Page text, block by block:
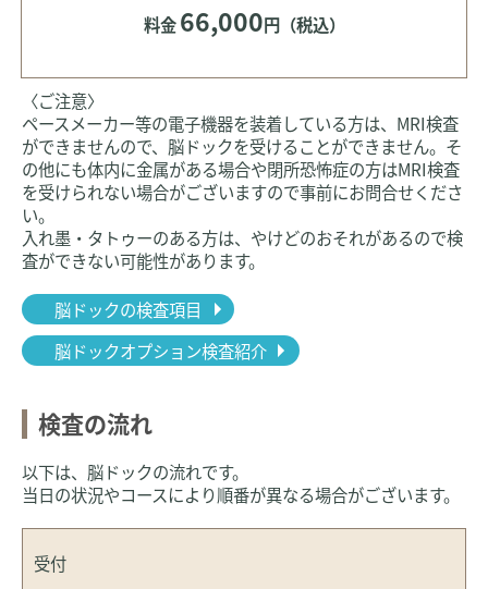
料金66,000円（税込）
〈ご注意〉
ペースメーカー等の電子機器を装着している方は、MRI検査
ができませんので、脳ドックを受けることができません。そ
の他にも体内に金属がある場合や閉所恐怖症の方はMRI検査
を受けられない場合がございますので事前にお問合せくださ
い。
入れ墨・タトゥーのある方は、やけどのおそれがあるので検
査ができない可能性があります。
脳ドックの検査項目
脳ドックオプション検査紹介
検査の流れ
以下は、脳ドックの流れです。
当日の状況やコースにより順番が異なる場合がございます。
受付